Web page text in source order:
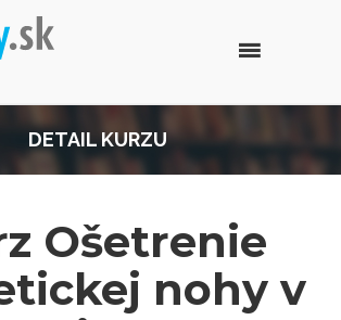
DETAIL KURZU
Ošetrenie
nohy v